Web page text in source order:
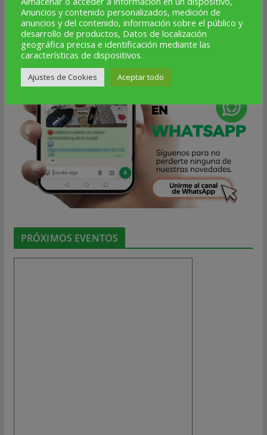
PRÓXIMOS EVENTOS
Anuncios y contenido personalizados, medición de
anuncios y del contenido, información sobre el público y
desarrollo de productos, Datos de localización
geográfica precisa e identificación mediante las
características de dispositivos.
Ajustes de Cookies Aceptar todo